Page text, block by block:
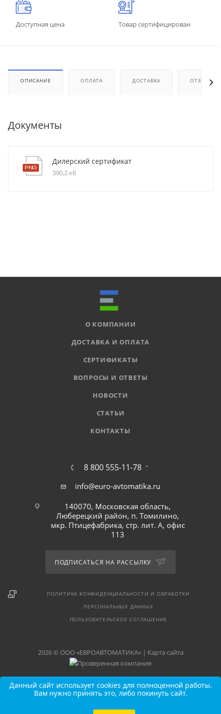
Доступная цена Товар сертифицирован
ОПИСАНИЕ ОПЛАТА ДОСТАВКА ОТЗЫВЫ
Документы
Дилерский сертификат
390,2 кб
О КОМПАНИИ
ДОСТАВКА И ОПЛАТА
СЕРТИФИКАТЫ
ВОПРОСЫ И ОТВЕТЫ
НОВОСТИ
СТАТЬИ
КОНТАКТЫ
8 800 555-11-78
info@euro-avtomatika.ru
140070, Московская область,
Люберецкий район, п. Томилино,
мкр. Птицефабрика, стр. лит. А, офис
113
ПОДПИСАТЬСЯ НА РАССЫЛКУ
ПОЛИТИКА КОНФИДЕНЦИАЛЬНОСТИ И ОБРАБОТКИ
ПЕРСОНАЛЬНЫХ ДАННЫХ
ПОЛЬЗОВАТЕЛЬСКОЕ СОГЛАШЕНИЕ
2026 © ООО «ЕВРОАВТОМАТИКА» | Карта сайта
Данный сайт использует cookies для полноценной работы.
Вам нужно принять это, либо покинуть сайт.